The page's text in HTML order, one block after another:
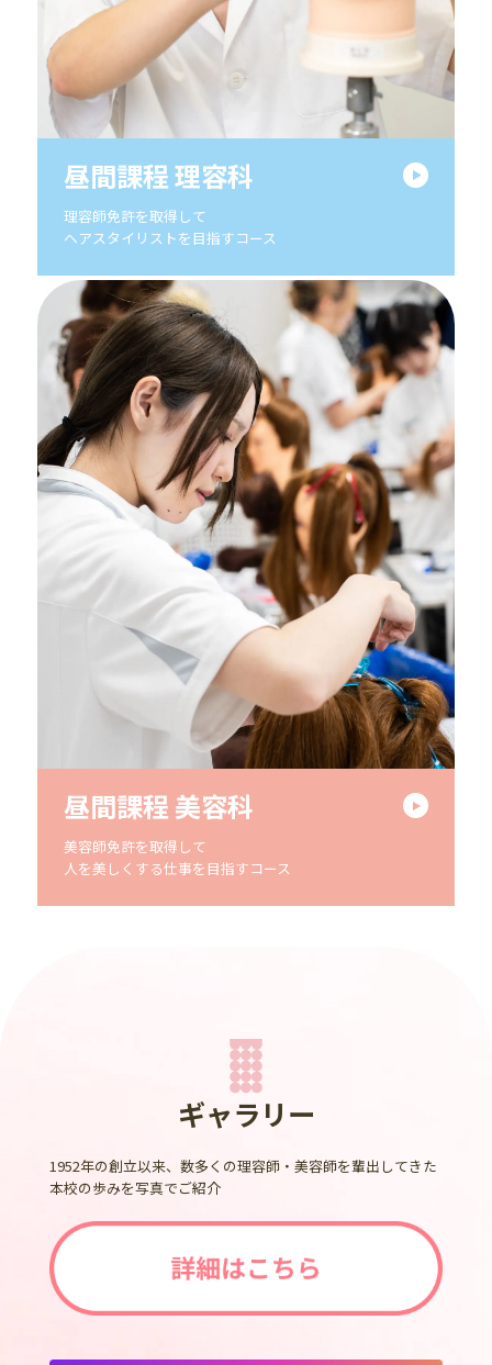
昼間課程 理容科
理容師免許を取得して
ヘアスタイリストを目指すコース
昼間課程 美容科
美容師免許を取得して
人を美しくする仕事を目指すコース
ギャラリー
1952年の創立以来、数多くの理容師・美容師を輩出してきた
本校の歩みを写真でご紹介